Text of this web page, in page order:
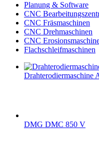
Planung & Software
CNC
CNC Fräsmaschinen
CNC Drehmaschinen
CNC
Flachschleifmaschinen
Drahterodiermaschine
DMG DMC 850 V